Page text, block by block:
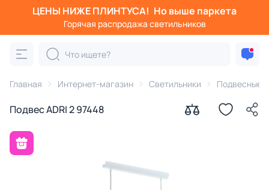
ЦЕНЫ НИЖЕ ПЛИНТУСА! Но выше паркета
Горячая распродажа светильников
Главная Интернет-магазин Светильники Подвесные
Подвес ADRI 2 97448